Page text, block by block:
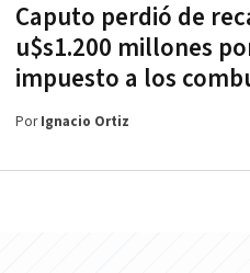
Caputo perdió de
u$s1.200 millones
impuesto a los
PorIgnacio Ortiz